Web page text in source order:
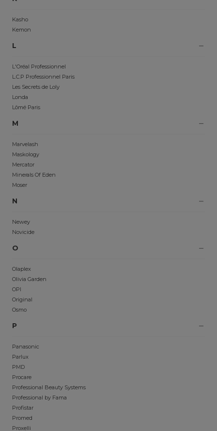
Kasho
Kemon
L
L'Oréal Professionnel
L.C.P Professionnel Paris
Les Secrets de Loly
Londa
Lômé Paris
M
Marvelash
Maskology
Mercator
Minerals Of Eden
Moser
N
Newey
Novicide
O
Olaplex
Olivia Garden
OPI
Original
Osmo
P
Panasonic
Parlux
PMD
Procare
Professional Beauty Systems
Professional by Fama
Profistar
Promed
Proxelli